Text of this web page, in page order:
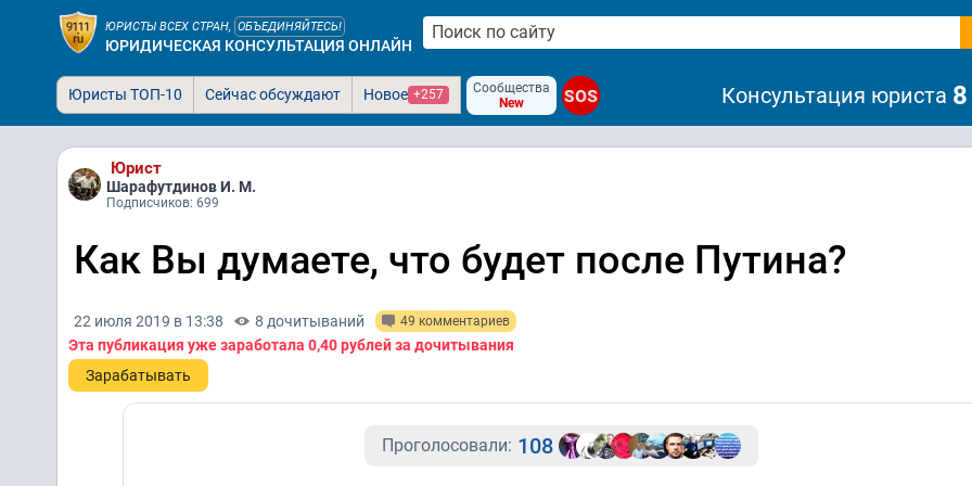
ЮРИСТЫ ВСЕХ СТРАН, ОБЪЕДИНЯЙТЕСЬ!
ЮРИДИЧЕСКАЯ КОНСУЛЬТАЦИЯ ОНЛАЙН
Юристы ТОП-10 Сейчас обсуждают Новое +257
Сообщества
New
SOS Консультация юриста
Юрист
Шарафутдинов И. М.
Подписчиков: 699
Как Вы думаете, что будет после Путина?
22 июля 2019 в 13:38 8 дочитываний 49 комментариев
Эта публикация уже заработала 0,40 рублейза дочитывания
Зарабатывать
Проголосовали: 108